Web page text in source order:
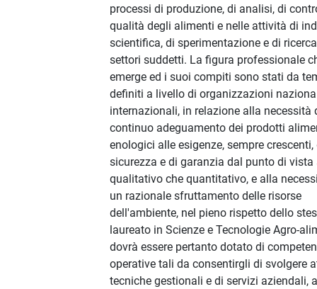
processi di produzione, di analisi, di
qualità degli alimenti e nelle attività di
scientifica, di sperimentazione e di
settori suddetti. La figura professionale
emerge ed i suoi compiti sono stati da
definiti a livello di organizzazioni
internazionali, in relazione alla necessità
continuo adeguamento dei prodotti
enologici alle esigenze, sempre crescenti,
sicurezza e di garanzia dal punto di vista
qualitativo che quantitativo, e alla
un razionale sfruttamento delle risorse
dell'ambiente, nel pieno rispetto dello
laureato in Scienze e Tecnologie Agro-
dovrà essere pertanto dotato di
operative tali da consentirgli di svolgere
tecniche gestionali e di servizi aziendali,